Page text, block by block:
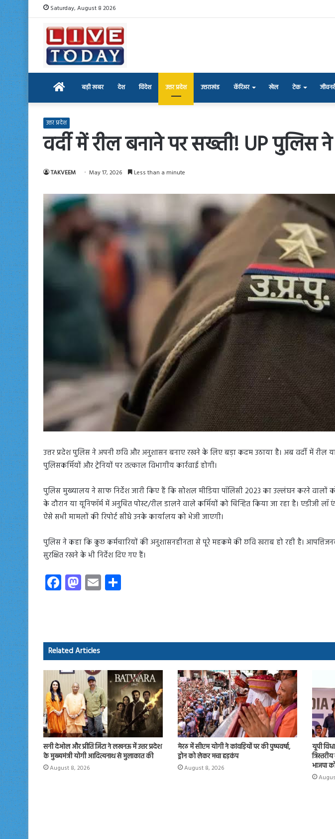
Saturday, August 8 2026
Home बड़ी खबर देश विदेश उत्तर प्रदेश उत्तराखंड कॅरिअर खेल टेक
उत्तर प्रदेश
वर्दी में रील बनाने पर सख्ती! UP पुलिस
TAKVEEM May 17, 2026 Less than a minute
उत्तर प्रदेश पुलिस ने अपनी छवि और अनुशासन बनाए रखने के लिए बड़ा कदम उठाया है। अब वर्दी में रील
पुलिसकर्मियों और ट्रेनियों पर तत्काल विभागीय कार्रवाई होगी।
पुलिस मुख्यालय ने साफ निर्देश जारी किए हैं कि सोशल मीडिया पॉलिसी 2023 का उल्लंघन करने वालों को
के दौरान या यूनिफॉर्म में अनुचित पोस्ट/रील डालने वाले कर्मियों को चिन्हित किया जा रहा है। एडीजी
ऐसे सभी मामलों की रिपोर्ट सीधे उनके कार्यालय को भेजी जाएगी।
पुलिस ने कहा कि कुछ कर्मचारियों की अनुशासनहीनता से पूरे महकमे की छवि खराब हो रही है। आपत्तिजनक
सुरक्षित रखने के भी निर्देश दिए गए हैं।
Fa
ce
ok
M
as
o
n
E
m
Related Articles
सनी देओल और प्रीति जिंटा ने लखनऊ में उत्तर प्रदेश
के मुख्यमंत्री योगी आदित्यनाथ से मुलाकात की
August 8, 2026
मेरठ में सीएम योगी ने कांवड़ियों पर की पुष्पवर्षा,
ड्रोन को लेकर मचा हड़कंप
August 8, 2026
यूपी
भाजपा